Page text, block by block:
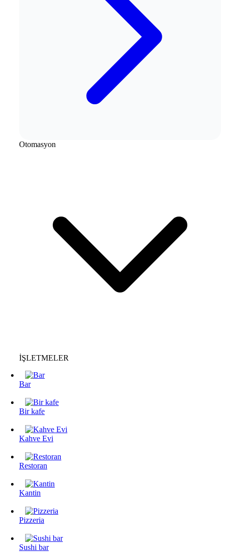
Otomasyon
İŞLETMELER
Bar
Bir kafe
Kahve Evi
Restoran
Kantin
Pizzeria
Sushi bar